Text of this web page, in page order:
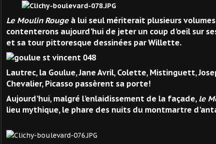
Le Moulin Rouge à lui seul mériterait plusieurs
contenterons aujourd'hui de jeter un coup d'oeil sur
et sa tour pittoresque dessinées par Willette.
Lautrec, la Goulue, Jane Avril, Colette, Mistinguett,
Chevalier, Picasso passèrent sa porte!
Aujourd'hui, malgré l'enlaidissement de la façade, le
lieu mythique, le phare des nuits du montmartre